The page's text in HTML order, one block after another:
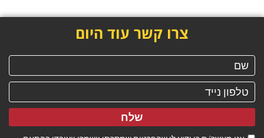
צרו קשר עוד היום
שלח